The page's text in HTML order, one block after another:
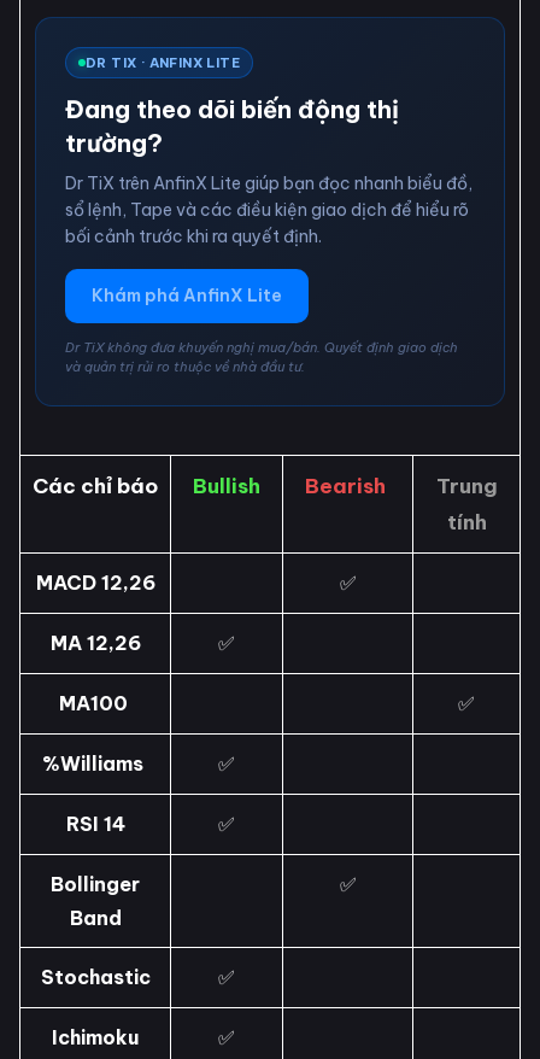
DR TIX · ANFINX LITE
Đang theo dõi biến động thị
trường?
Dr TiX trên AnfinX Lite giúp bạn đọc nhanh biểu đồ,
sổ lệnh, Tape và các điều kiện giao dịch để hiểu rõ
bối cảnh trước khi ra quyết định.
Khám phá AnfinX Lite
Dr TiX không đưa khuyến nghị mua/bán. Quyết định giao dịch
và quản trị rủi ro thuộc về nhà đầu tư.
Các chỉ báo Bullish Bearish
Trung
tính
MACD 12,26 ✅
MA 12,26 ✅
MA100 ✅
%Williams ✅
RSI 14 ✅
Bollinger
Band
✅
Stochastic ✅
Ichimoku ✅